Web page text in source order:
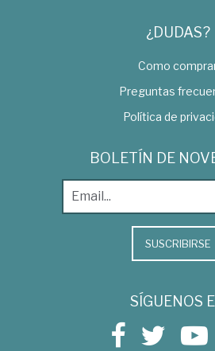
¿DUDAS?
Como
Preguntas
Política de
BOLETÍN DE
SUSCRIBIRSE
SÍGUENOS